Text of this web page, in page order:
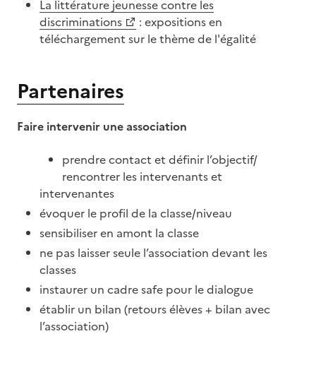
La littérature jeunesse contre les
discriminations
: expositions en
téléchargement sur le thème de l'égalité
Partenaires
Faire intervenir une association
prendre contact et définir l’objectif/
rencontrer les intervenants et
intervenantes
évoquer le profil de la classe/niveau
sensibiliser en amont la classe
ne pas laisser seule l’association devant les
classes
instaurer un cadre safe pour le dialogue
établir un bilan (retours élèves + bilan avec
l’association)